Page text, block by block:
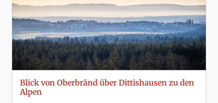
Blick von Oberbränd über Dittishausen zu den
Alpen